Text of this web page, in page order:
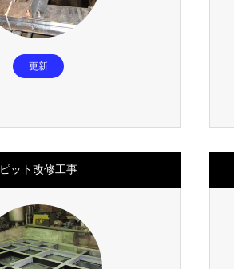
更新
ピット改修工事